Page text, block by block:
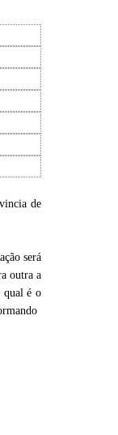
de
será
outra a
qual é o